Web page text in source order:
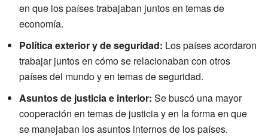
en que los países trabajaban juntos en temas de
economía.
Política exterior y de seguridad: Los países acordaron
trabajar juntos en cómo se relacionaban con otros
países del mundo y en temas de seguridad.
Asuntos de justicia e interior: Se buscó una mayor
cooperación en temas de justicia y en la forma en que
se manejaban los asuntos internos de los países.